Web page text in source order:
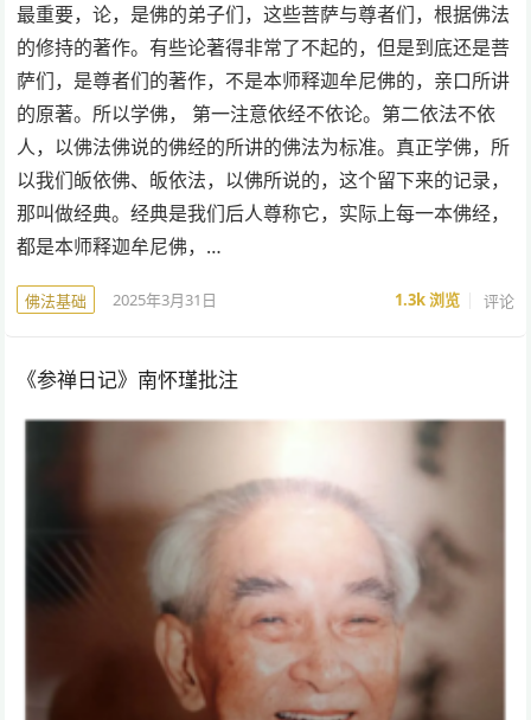
最重要，论，是佛的弟子们，这些菩萨与尊者们，根据佛法
的修持的著作。有些论著得非常了不起的，但是到底还是菩
萨们，是尊者们的著作，不是本师释迦牟尼佛的，亲口所讲
的原著。所以学佛， 第一注意依经不依论。第二依法不依
人，以佛法佛说的佛经的所讲的佛法为标准。真正学佛，所
以我们皈依佛、皈依法，以佛所说的，这个留下来的记录，
那叫做经典。经典是我们后人尊称它，实际上每一本佛经，
都是本师释迦牟尼佛，…
佛法基础 2025年3月31日 1.3k浏览 评论
《参禅日记》南怀瑾批注